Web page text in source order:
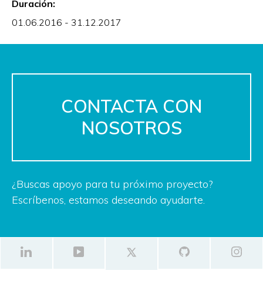
Duración:
01.06.2016 - 31.12.2017
CONTACTA CON
NOSOTROS
¿Buscas apoyo para tu próximo proyecto?
Escríbenos, estamos deseando ayudarte.